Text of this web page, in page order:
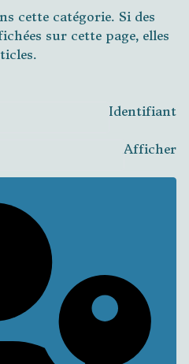
cette catégorie. Si des
sur cette page, elles
Identifiant
Afficher